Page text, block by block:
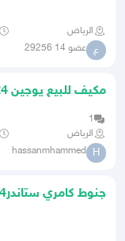
الرياض
ع عضو 14 29256
مكيف للبيع يوجين 24 م
1
الرياض
H
hassanmhammed
جنوط كامري ستاندر24 وكاله